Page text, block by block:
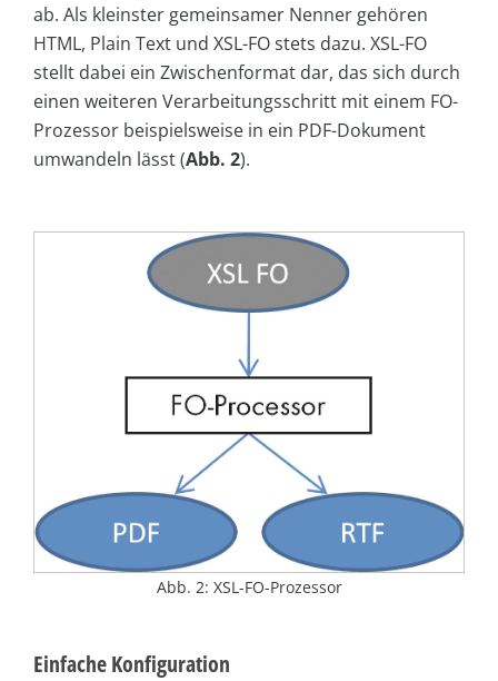
ab. Als kleinster gemeinsamer Nenner gehören
HTML, Plain Text und XSL-FO stets dazu. XSL-FO
stellt dabei ein Zwischenformat dar, das sich durch
einen weiteren Verarbeitungsschritt mit einem FO-
Prozessor beispielsweise in ein PDF-Dokument
umwandeln lässt (Abb. 2).
Abb. 2: XSL-FO-Prozessor
Einfache Konfiguration